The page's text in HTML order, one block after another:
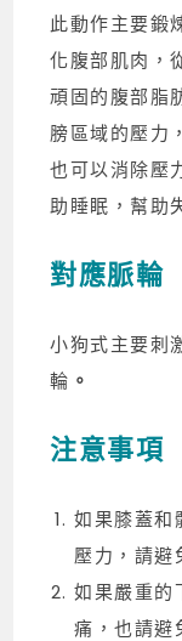
此動作主要鍛
化腹部肌肉，
頑固的腹部脂
膀區域的壓力
也可以消除壓
助睡眠，幫助
對應脈輪
小狗式主要刺
輪 。
注意事項
如果膝蓋和
壓力，請避
如果嚴重的
痛，也請避